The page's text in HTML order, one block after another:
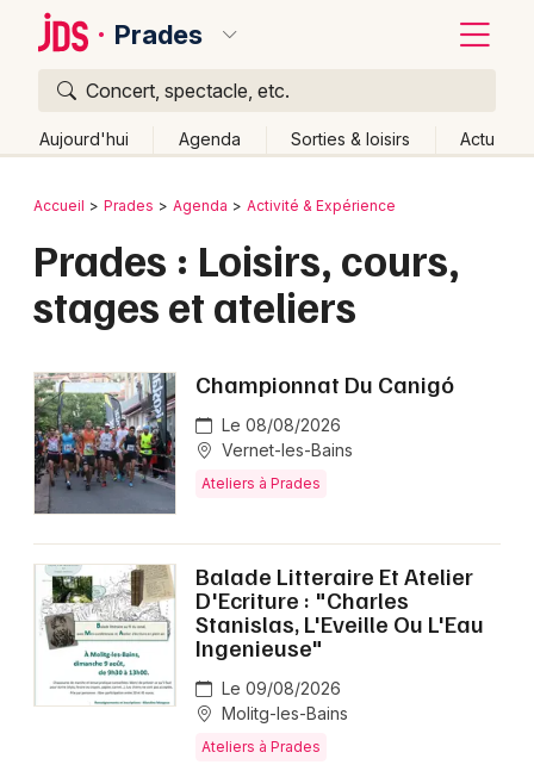
Prades
Concert, spectacle, etc.
Aujourd'hui Agenda Sorties & loisirs Actu
Publier un événement
Activité & Expérience
Manifestations
Spectacles
Concerts
Sports
Bordeaux
Colmar
Lyon
Marseille
Mulhouse
Montpellier
Nantes
Nice
Paris
Retour
Accueil Prades Agenda Activité & Expérience
Prades : Loisirs, cours,
stages et ateliers
Championnat Du Canigó
Le 08/08/2026
Vernet-les-Bains
Ateliers à Prades
Balade Litteraire Et Atelier
D'Ecriture : "Charles
Stanislas, L'Eveille Ou L'Eau
Ingenieuse"
Le 09/08/2026
Molitg-les-Bains
Ateliers à Prades
Quoi ?
Où ?
Languedoc-Roussillon
Partout
Près de moi
Changer de lieu
Aujourd'hui
Demain Ce week-end Autre